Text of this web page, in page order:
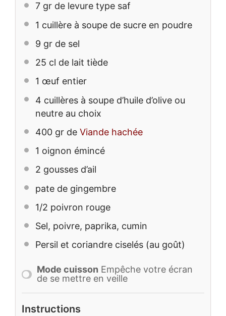
7 gr de levure type saf
1 cuillère à soupe de sucre en poudre
9 gr de sel
25 cl de lait tiède
1 œuf entier
4 cuillères à soupe d’huile d’olive ou
neutre au choix
400 gr de Viande hachée
1 oignon émincé
2 gousses d’ail
pate de gingembre
1/2 poivron rouge
Sel, poivre, paprika, cumin
Persil et coriandre ciselés (au goût)
Mode cuisson Empêche votre écran
de se mettre en veille
Instructions